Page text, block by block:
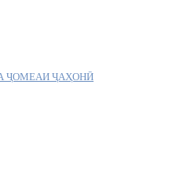
ҶОМЕАИ ҶАҲОНӢ